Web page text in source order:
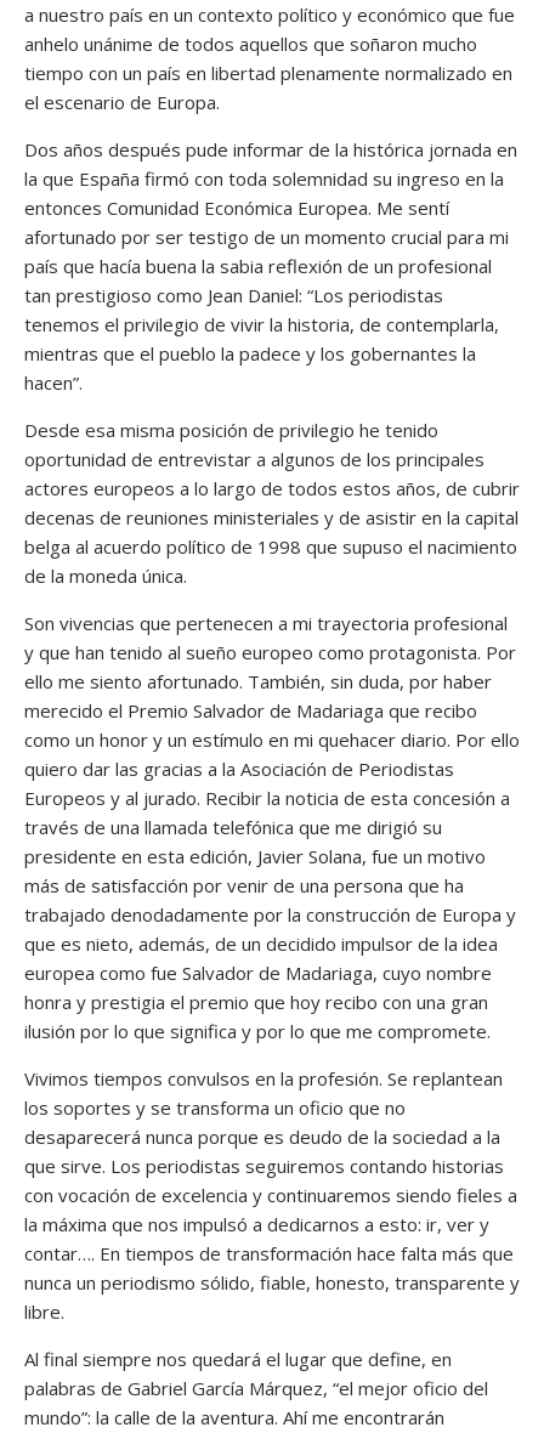
a nuestro país en un contexto político y económico que fue
anhelo unánime de todos aquellos que soñaron mucho
tiempo con un país en libertad plenamente normalizado en
el escenario de Europa.
Dos años después pude informar de la histórica jornada en
la que España firmó con toda solemnidad su ingreso en la
entonces Comunidad Económica Europea. Me sentí
afortunado por ser testigo de un momento crucial para mi
país que hacía buena la sabia reflexión de un profesional
tan prestigioso como Jean Daniel: “Los periodistas
tenemos el privilegio de vivir la historia, de contemplarla,
mientras que el pueblo la padece y los gobernantes la
hacen”.
Desde esa misma posición de privilegio he tenido
oportunidad de entrevistar a algunos de los principales
actores europeos a lo largo de todos estos años, de cubrir
decenas de reuniones ministeriales y de asistir en la capital
belga al acuerdo político de 1998 que supuso el nacimiento
de la moneda única.
Son vivencias que pertenecen a mi trayectoria profesional
y que han tenido al sueño europeo como protagonista. Por
ello me siento afortunado. También, sin duda, por haber
merecido el Premio Salvador de Madariaga que recibo
como un honor y un estímulo en mi quehacer diario. Por ello
quiero dar las gracias a la Asociación de Periodistas
Europeos y al jurado. Recibir la noticia de esta concesión a
través de una llamada telefónica que me dirigió su
presidente en esta edición, Javier Solana, fue un motivo
más de satisfacción por venir de una persona que ha
trabajado denodadamente por la construcción de Europa y
que es nieto, además, de un decidido impulsor de la idea
europea como fue Salvador de Madariaga, cuyo nombre
honra y prestigia el premio que hoy recibo con una gran
ilusión por lo que significa y por lo que me compromete.
Vivimos tiempos convulsos en la profesión. Se replantean
los soportes y se transforma un oficio que no
desaparecerá nunca porque es deudo de la sociedad a la
que sirve. Los periodistas seguiremos contando historias
con vocación de excelencia y continuaremos siendo fieles a
la máxima que nos impulsó a dedicarnos a esto: ir, ver y
contar…. En tiempos de transformación hace falta más que
nunca un periodismo sólido, fiable, honesto, transparente y
libre.
Al final siempre nos quedará el lugar que define, en
palabras de Gabriel García Márquez, “el mejor oficio del
mundo”: la calle de la aventura. Ahí me encontrarán